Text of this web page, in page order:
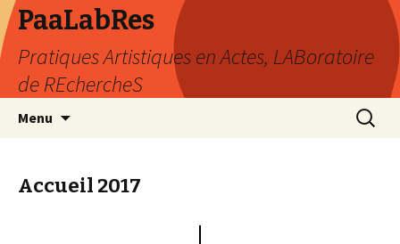
PaaLabRes
Pratiques Artistiques en Actes, LABoratoire
de REchercheS
Menu
Accueil 2017